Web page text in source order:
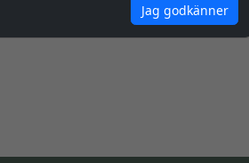
Jag godkänner